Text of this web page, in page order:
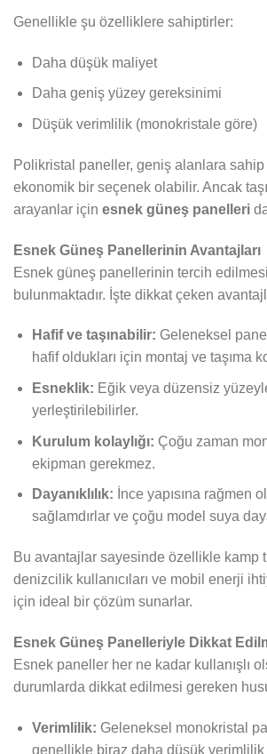
Genellikle şu özelliklere sahiptirler:
Daha düşük maliyet
Daha geniş yüzey gereksinimi
Düşük verimlilik (monokristale göre)
Polikristal paneller, geniş alanlara sahip
ekonomik bir seçenek olabilir. Ancak
arayanlar için esnek güneş panelleri
Esnek Güneş Panellerinin Avantajları
Esnek güneş panellerinin tercih
bulunmaktadır. İşte dikkat çeken
Hafif ve taşınabilir: Geleneksel
hafif oldukları için montaj ve taşıma
Esneklik: Eğik veya düzensiz
yerleştirilebilirler.
Kurulum kolaylığı: Çoğu zaman
ekipman gerekmez.
Dayanıklılık: İnce yapısına rağmen
sağlamdırlar ve çoğu model suya
Bu avantajlar sayesinde özellikle kamp
denizcilik kullanıcıları ve mobil enerji
için ideal bir çözüm sunarlar.
Esnek Güneş Panelleriyle Dikkat
Esnek paneller her ne kadar kullanışlı
durumlarda dikkat edilmesi gereken
Verimlilik: Geleneksel monokristal
genellikle biraz daha düşük verimlilik